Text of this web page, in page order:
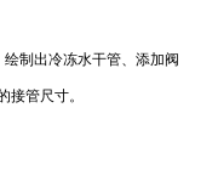
绘制出冷冻水干管、添加阀
接管尺寸。